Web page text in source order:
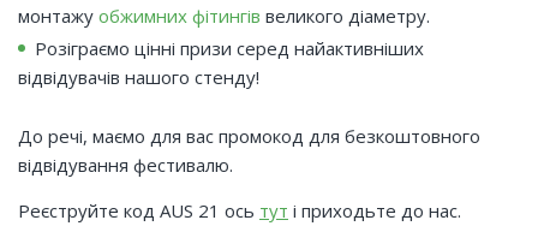
монтажу обжимних фітингів великого діаметру.
Розіграємо цінні призи серед найактивніших
відвідувачів нашого стенду!
До речі, маємо для вас промокод для безкоштовного
відвідування фестивалю.
Реєструйте код AUS 21 ось тут і приходьте до нас.